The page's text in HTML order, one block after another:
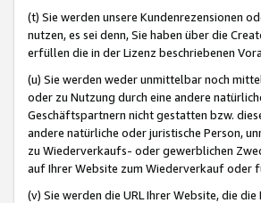
(t) Sie werden unsere Kundenrezensionen
nutzen, es sei denn, Sie haben über die
erfüllen die in der Lizenz beschriebenen
(u) Sie werden weder unmittelbar noch
oder zu Nutzung durch eine andere
Geschäftspartnern nicht gestatten bzw.
andere natürliche oder juristische Person,
zu Wiederverkaufs- oder gewerblichen
auf Ihrer Website zum Wiederverkauf oder
(v) Sie werden die URL Ihrer Website, die